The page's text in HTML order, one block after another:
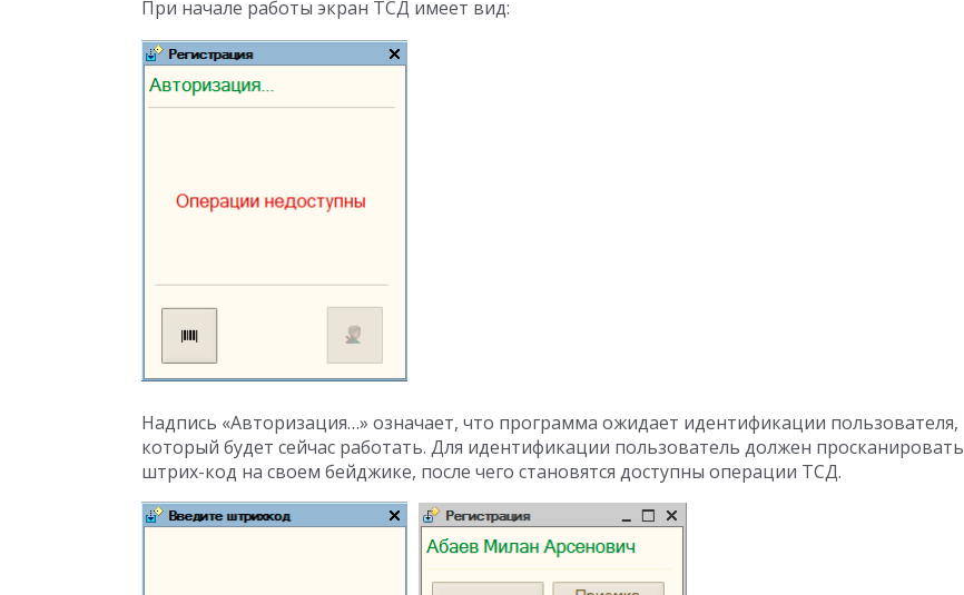
При начале работы экран ТСД имеет вид:
Надпись «Авторизация…» означает, что программа ожидает идентификации пользователя,
который будет сейчас работать. Для идентификации пользователь должен просканировать
штрих-код на своем бейджике, после чего становятся доступны операции ТСД.